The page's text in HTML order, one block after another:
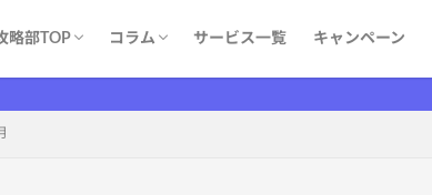
略部TOP コラム サービス一覧 キャンペーン